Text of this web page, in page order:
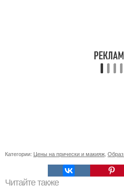
Категории: Цены на прически и макияж,
Читайте также